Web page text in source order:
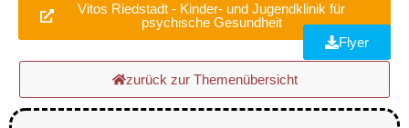
Vitos Riedstadt - Kinder- und Jugendklinik für
psychische Gesundheit
Flyer
zurück zur Themenübersicht